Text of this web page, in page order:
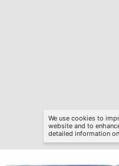
We use cookies to
website and to
detailed information